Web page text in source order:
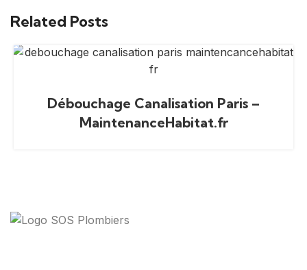
Related Posts
Débouchage Canalisation Paris –
MaintenanceHabitat.fr